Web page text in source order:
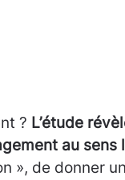
? L’étude
au sens
», de donner